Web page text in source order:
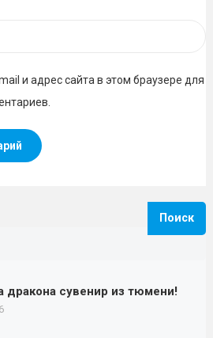
и адрес сайта в этом браузере для
дракона сувенир из тюмени!